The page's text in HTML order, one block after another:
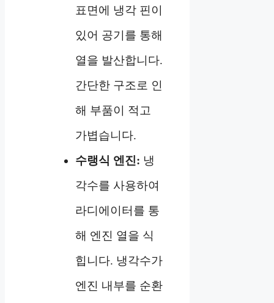
표면에 냉각 핀이
있어 공기를 통해
열을 발산합니다.
간단한 구조로 인
해 부품이 적고
가볍습니다.
수랭식 엔진: 냉
각수를 사용하여
라디에이터를 통
해 엔진 열을 식
힙니다. 냉각수가
엔진 내부를 순환